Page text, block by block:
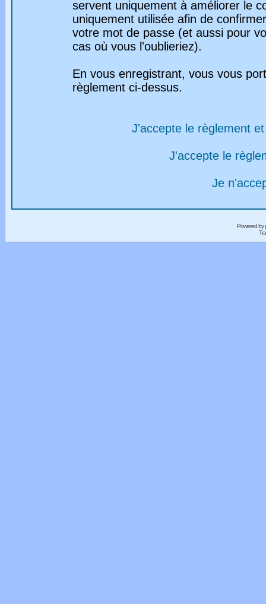
servent uniquement à améliorer le
uniquement utilisée afin de
votre mot de passe (et aussi pour
cas où vous l'oublieriez).
En vous enregistrant, vous vous
règlement ci-dessus.
J'accepte le règlement
J'accepte le
Je
Powered by